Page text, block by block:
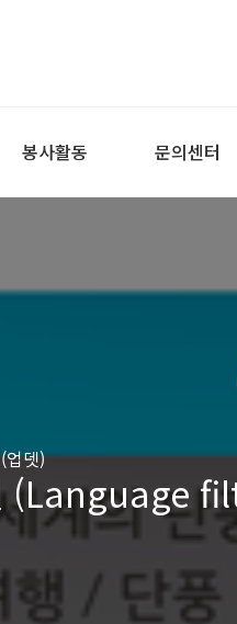
봉사활동 문의센터
업뎃)
(Language